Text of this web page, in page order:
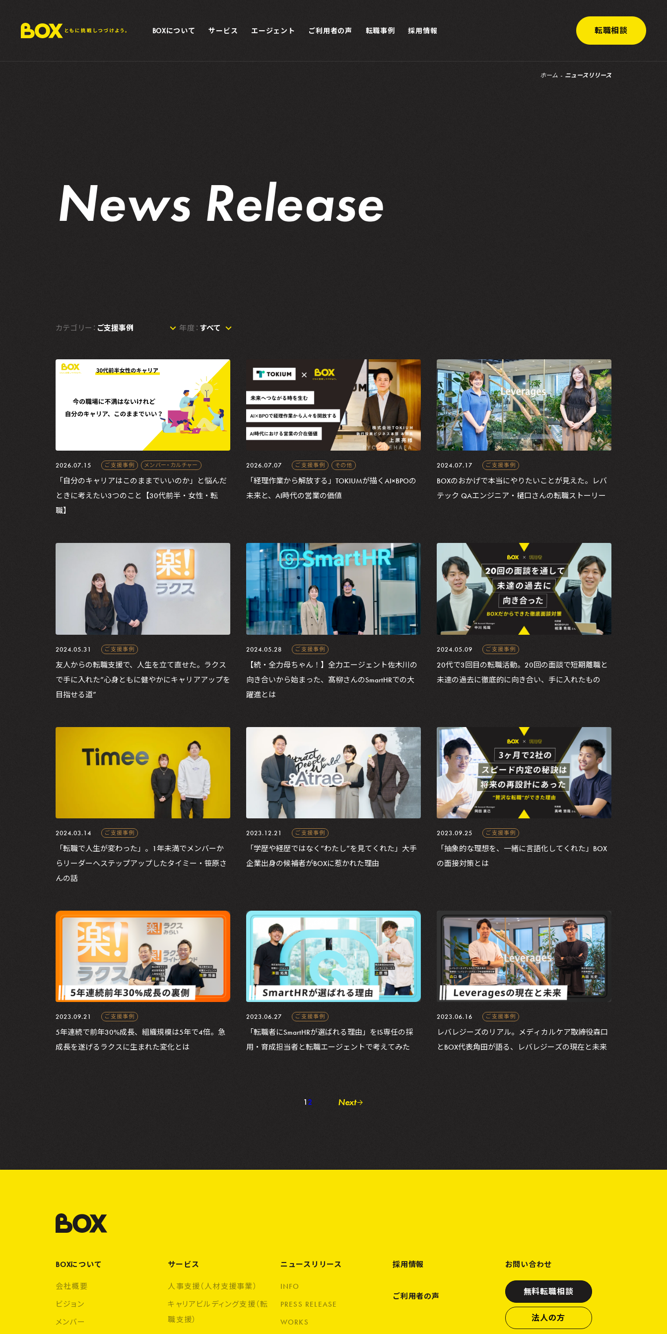
BOXについて サービス エージェント ご利用者の声 転職事例 採用情報 転職相談
ホーム ニュースリリース
News Release
カテゴリー： 年度：
2026.07.15 ご支援事例 メンバー・カルチャー
「自分のキャリアはこのままでいいのか」と悩んだ
ときに考えたい3つのこと【30代前半・女性・転
職】
2026.07.07 ご支援事例 その他
「経理作業から解放する」TOKIUMが描くAI×BPOの
未来と、AI時代の営業の価値
2024.07.17 ご支援事例
BOXのおかげで本当にやりたいことが見えた。レバ
テック QAエンジニア・樋口さんの転職ストーリー
2024.05.31 ご支援事例
友人からの転職支援で、人生を立て直せた。ラクス
で手に入れた“心身ともに健やかにキャリアアップを
目指せる道”
2024.05.28 ご支援事例
【続・全力母ちゃん！】全力エージェント佐木川の
向き合いから始まった、髙柳さんのSmartHRでの大
躍進とは
2024.05.09 ご支援事例
20代で3回目の転職活動。20回の面談で短期離職と
未達の過去に徹底的に向き合い、手に入れたもの
2024.03.14 ご支援事例
「転職で人生が変わった」。1年未満でメンバーか
らリーダーへステップアップしたタイミー・笹原さ
んの話
2023.12.21 ご支援事例
「学歴や経歴ではなく“わたし”を見てくれた」大手
企業出身の候補者がBOXに惹かれた理由
2023.09.25 ご支援事例
「抽象的な理想を、一緒に言語化してくれた」BOX
の面接対策とは
2023.09.21 ご支援事例
5年連続で前年30%成長、組織規模は5年で4倍。急
成長を遂げるラクスに生まれた変化とは
2023.06.27 ご支援事例
「転職者にSmartHRが選ばれる理由」をIS専任の採
用・育成担当者と転職エージェントで考えてみた
2023.06.16 ご支援事例
レバレジーズのリアル。メディカルケア取締役森口
とBOX代表角田が語る、レバレジーズの現在と未来
12 Next
BOXについて
会社概要
ビジョン
メンバー
サービス
人事支援（人材支援事業）
キャリアビルディング支援（転
職支援）
ニュースリリース
INFO
PRESS RELEASE
WORKS
採用情報
ご利用者の声
お問い合わせ
無料転職相談
法人の方